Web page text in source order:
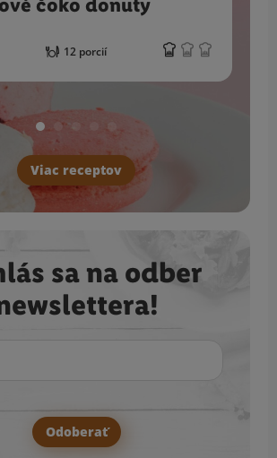
čoko donuty
12 porcií
Viac receptov
sa na odber
Odoberať